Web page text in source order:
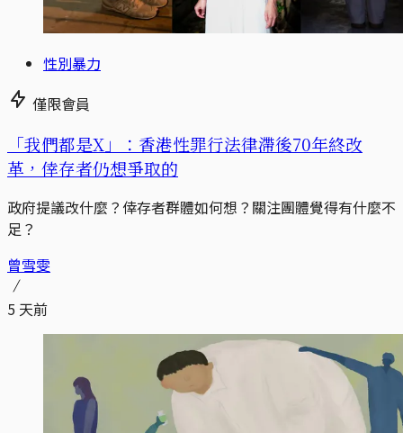
性別暴力
僅限會員
「我們都是X」：香港性罪行法律滯後70年終改
革，倖存者仍想爭取的
政府提議改什麼？倖存者群體如何想？關注團體覺得有什麼不
足？
曾雪雯
5 天前